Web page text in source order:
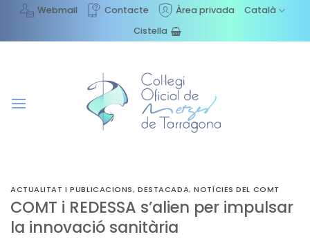
content
Webmail Contacte Àrea privada
Català
Cistella
ACTUALITAT I PUBLICACIONS,DESTACADA,NOTÍCIES DEL COMT
COMT i REDESSA s’alien per impulsar
la innovació sanitària